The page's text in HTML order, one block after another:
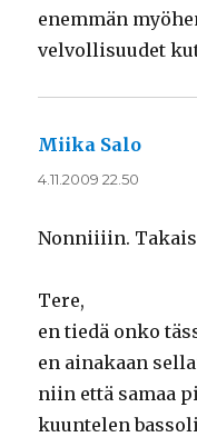
enemmän
velvollisuudet
Miika Salo
4.11.2009 22.50
Nonniiiin.
Tere,
en tiedä onko
en ainakaan
niin että samaa
kuuntelen